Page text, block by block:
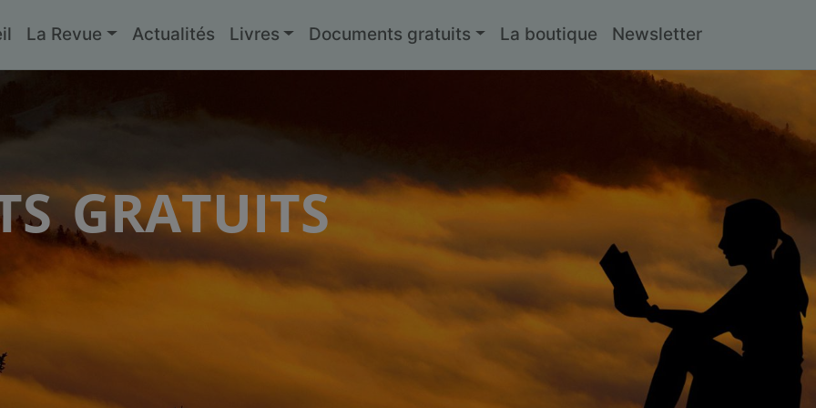
La Revue Actualités Livres Documents gratuits La boutique Newsletter
gratuits